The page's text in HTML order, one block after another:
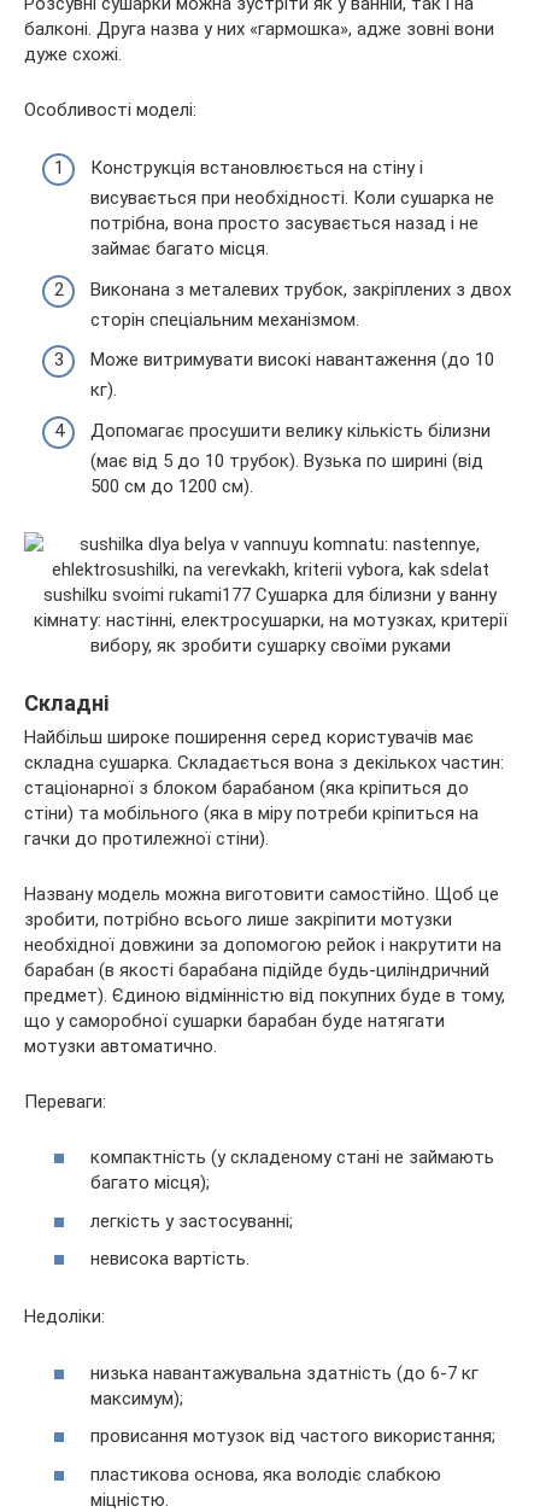
балконі. Друга назва у них «гармошка», адже зовні вони
дуже схожі.
Особливості моделі:
Конструкція встановлюється на стіну і
висувається при необхідності. Коли сушарка не
потрібна, вона просто засувається назад і не
займає багато місця.
Виконана з металевих трубок, закріплених з двох
сторін спеціальним механізмом.
Може витримувати високі навантаження (до 10
кг).
Допомагає просушити велику кількість білизни
(має від 5 до 10 трубок). Вузька по ширині (від
500 см до 1200 см).
Складні
Найбільш широке поширення серед користувачів має
складна сушарка. Складається вона з декількох частин:
стаціонарної з блоком барабаном (яка кріпиться до
стіни) та мобільного (яка в міру потреби кріпиться на
гачки до протилежної стіни).
Названу модель можна виготовити самостійно. Щоб це
зробити, потрібно всього лише закріпити мотузки
необхідної довжини за допомогою рейок і накрутити на
барабан (в якості барабана підійде будь-циліндричний
предмет). Єдиною відмінністю від покупних буде в тому,
що у саморобної сушарки барабан буде натягати
мотузки автоматично.
Переваги:
компактність (у складеному стані не займають
багато місця);
легкість у застосуванні;
невисока вартість.
Недоліки:
низька навантажувальна здатність (до 6-7 кг
максимум);
провисання мотузок від частого використання;
пластикова основа, яка володіє слабкою
міцністю.